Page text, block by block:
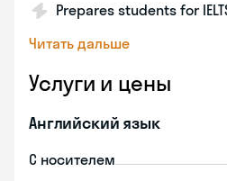
Prepares students for
Читать дальше
Услуги и цены
Английский язык
С носителем